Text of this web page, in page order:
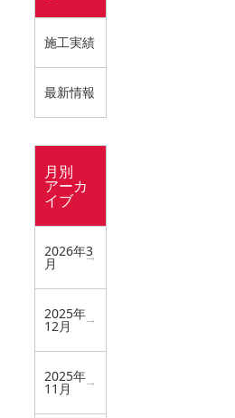
施工実績
最新情報
月別
アーカ
イブ
2026年3
月
2025年
12月
2025年
11月